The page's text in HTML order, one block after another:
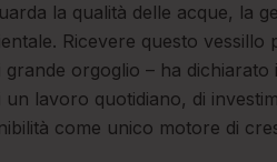
la qualità delle acque, la
Ricevere questo
orgoglio – ha
lavoro quotidiano, di
come unico motore di